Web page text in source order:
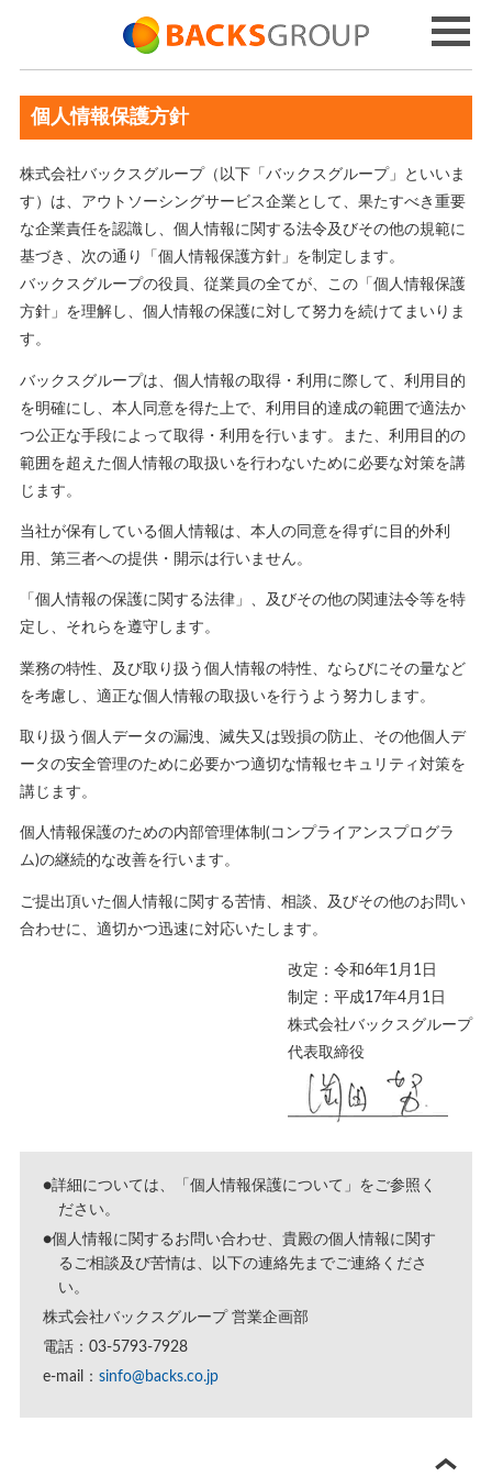
個人情報保護方針
株式会社バックスグループ（以下「バックスグループ」といいま
す）は、アウトソーシングサービス企業として、果たすべき重要
な企業責任を認識し、個人情報に関する法令及びその他の規範に
基づき、次の通り「個人情報保護方針」を制定します。
バックスグループの役員、従業員の全てが、この「個人情報保護
方針」を理解し、個人情報の保護に対して努力を続けてまいりま
す。
バックスグループは、個人情報の取得・利用に際して、利用目的
を明確にし、本人同意を得た上で、利用目的達成の範囲で適法か
つ公正な手段によって取得・利用を行います。また、利用目的の
範囲を超えた個人情報の取扱いを行わないために必要な対策を講
じます。
当社が保有している個人情報は、本人の同意を得ずに目的外利
用、第三者への提供・開示は行いません。
「個人情報の保護に関する法律」、及びその他の関連法令等を特
定し、それらを遵守します。
業務の特性、及び取り扱う個人情報の特性、ならびにその量など
を考慮し、適正な個人情報の取扱いを行うよう努力します。
取り扱う個人データの漏洩、滅失又は毀損の防止、その他個人デ
ータの安全管理のために必要かつ適切な情報セキュリティ対策を
講じます。
個人情報保護のための内部管理体制(コンプライアンスプログラ
ム)の継続的な改善を行います。
ご提出頂いた個人情報に関する苦情、相談、及びその他のお問い
合わせに、適切かつ迅速に対応いたします。
改定：令和6年1月1日
制定：平成17年4月1日
株式会社バックスグループ
代表取締役
●詳細については、「 個人情報保護について 」をご参照く
ださい。
●個人情報に関するお問い合わせ、貴殿の個人情報に関す
るご相談及び苦情は、以下の連絡先までご連絡くださ
い。
株式会社バックスグループ 営業企画部
電話：03-5793-7928
e-mail： sinfo@backs.co.jp